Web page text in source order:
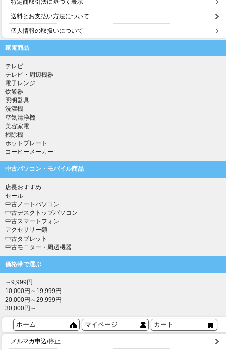
特定商取引法に基づく表示
送料とお支払い方法について
個人情報の取扱いについて
家電商品
テレビ
テレビ・周辺機器
電子レンジ
炊飯器
照明器具
洗濯機
空気清浄機
美容家電
掃除機
ホットプレート
コーヒーメーカー
中古パソコン・モバイル商品
店長おすすめ
セール
中古ノートパソコン
中古デスクトップパソコン
中古スマートフォン
アクセサリー類
中古タブレット
中古モニター・周辺機器
価格帯で選ぶ
～9,999円
10,000円～19,999円
20,000円～29,999円
30,000円～
ホーム マイページ カート
メルマガ申込/停止